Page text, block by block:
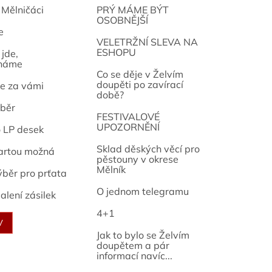
za vámi
desek
možná
pro prťata
zásilek
PRÝ MÁME BÝT
OSOBNĚJŠÍ
VELETRŽNÍ SLEVA NA
ESHOPU
Co se děje v Želvím
doupěti po zavírací
době?
FESTIVALOVÉ
UPOZORNĚNÍ
Sklad děských věcí pro
pěstouny v okrese
Mělník
O jednom telegramu
4+1
Jak to bylo se Želvím
doupětem a pár
informací navíc...